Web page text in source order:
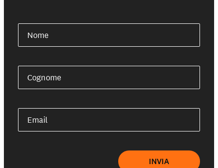
Nome
Cognome
Email
INVIA